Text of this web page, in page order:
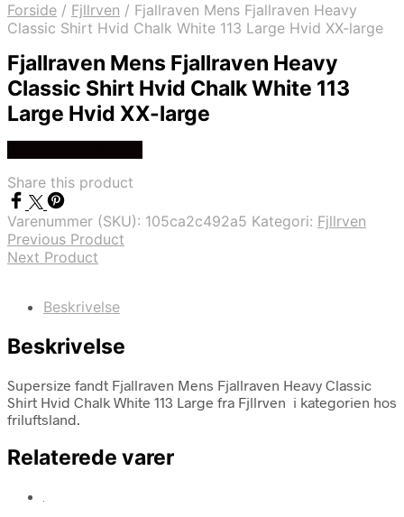
Forside / Fjllrven / Fjallraven Mens Fjallraven Heavy
Classic Shirt Hvid Chalk White 113 Large Hvid XX-large
Fjallraven Mens Fjallraven Heavy
Classic Shirt Hvid Chalk White 113
Large Hvid XX-large
Share this product
Varenummer (SKU): 105ca2c492a5 Kategori: Fjllrven
Previous Product
Next Product
Beskrivelse
Beskrivelse
Supersize fandt Fjallraven Mens Fjallraven Heavy Classic
Shirt Hvid Chalk White 113 Large fra Fjllrven i kategorien hos
friluftsland.
Relaterede varer